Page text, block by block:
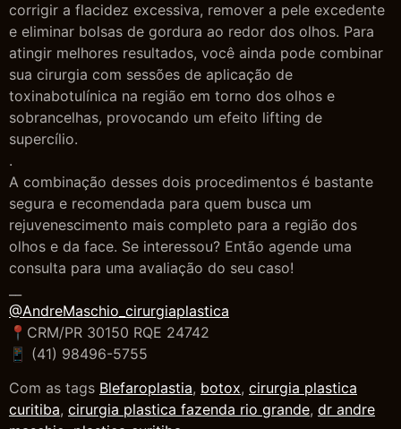
corrigir a flacidez excessiva, remover a pele excedente
e eliminar bolsas de gordura ao redor dos olhos. Para
atingir melhores resultados, você ainda pode combinar
sua cirurgia com sessões de aplicação de
toxinabotulínica na região em torno dos olhos e
sobrancelhas, provocando um efeito lifting de
supercílio.
.
A combinação desses dois procedimentos é bastante
segura e recomendada para quem busca um
rejuvenescimento mais completo para a região dos
olhos e da face. Se interessou? Então agende uma
consulta para uma avaliação do seu caso!
@AndreMaschio_cirurgiaplastica
📍CRM/PR 30150 RQE 24742
📱 (41) 98496-5755
Com as tags Blefaroplastia, botox, cirurgia plastica
curitiba, cirurgia plastica fazenda rio grande, dr andre